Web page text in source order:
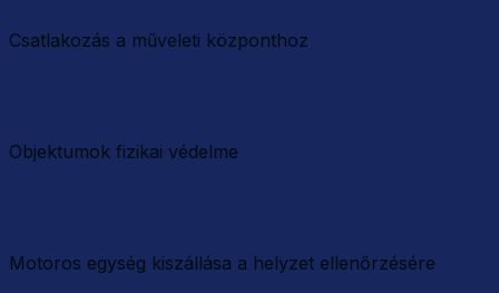
Csatlakozás a műveleti központhoz
Objektumok fizikai védelme
Motoros egység kiszállása a helyzet ellenőrzésére